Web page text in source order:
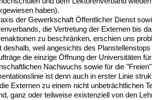
haben).
der Gewerkschaft Öffentlicher Dienst
die Vertretung der Externen bis
zu beschränken, erschien uns
deshalb, weil angesichts des
die einzige Öffnung der Universitäten
Nachwuchs sowie für die
ist denn auch in erster Linie
Externen zu einem nicht unbeträchtlichen
ganz oder teilweise existenziell von den